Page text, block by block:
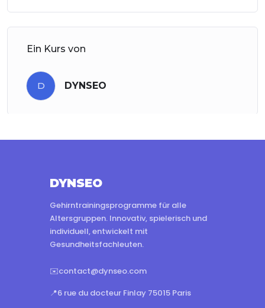
Ein Kurs von
D DYNSEO
DYNSEO
Gehirntrainingsprogramme für alle
Altersgruppen. Innovativ, spielerisch und
individuell, entwickelt mit
Gesundheitsfachleuten.
✉️contact@dynseo.com
📍6 rue du docteur Finlay 75015 Paris